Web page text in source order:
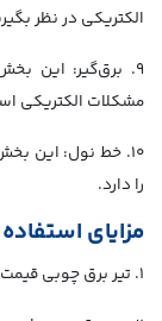
الکتریکی در نظر
۹. برق‌گیر: این
مشکلات الکتریکی
۱۰. خط نول: این
را دارد.
مزایای
۱. تیر برق چوبی قیمت بسیار اقتصادی و نسبتا ارزانی دارد